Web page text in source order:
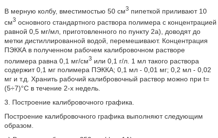
В мерную колбу, вместимостью 50 см3 пипеткой приливают 10
см3 основного стандартного раствора полимера с концентрацией
равной 0,5 мг/мл, приготовленного по пункту 2а), доводят до
метки дистиллированной водой, перемешивают. Концентрация
ПЭККА в полученном рабочем калибровочном растворе
полимера равна 0,1 мг/см3 или 0,1 г/л. 1 мл такого раствора
содержит 0,1 мг полимера ПЭККА; 0,1 мл - 0,01 мг; 0,2 мл - 0,02
мг и т.д. Хранить рабочий калибровочный раствор можно при t=
(5÷7)°С в течение 2-х недель.
3. Построение калибровочного графика.
Построение калибровочного графика выполняют следующим
образом.